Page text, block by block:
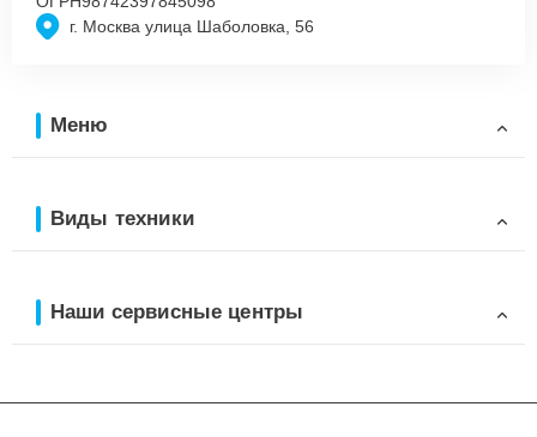
г. Москва улица Шаболовка, 56
Меню
Виды техники
Наши сервисные центры